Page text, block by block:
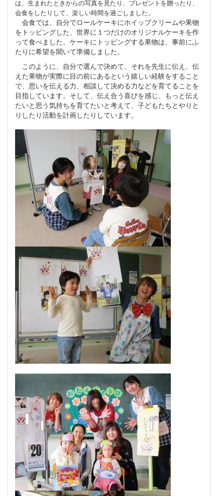
は、生まれたときからの写真を見たり、プレゼントを贈ったり、
会食をしたりして、楽しい時間を過ごしました。
会食では、自分でロールケーキにホイップクリームや果物
をトッピングした、世界に１つだけのオリジナルケーキを作
って食べました。ケーキにトッピングする果物は、事前にふ
たりに希望を聞いて準備しました。
このように、自分で選んで決めて、それを先生に伝え、伝
えた果物が実際に目の前にあるという嬉しい経験をすること
で、思いを伝える力、相談して決める力などを育てることを
目指しています。そして、伝え合う喜びを感じ、もっと伝え
たいと思う気持ちを育てたいと考えて、子どもたちとやりと
りしたり活動を計画したりしています。